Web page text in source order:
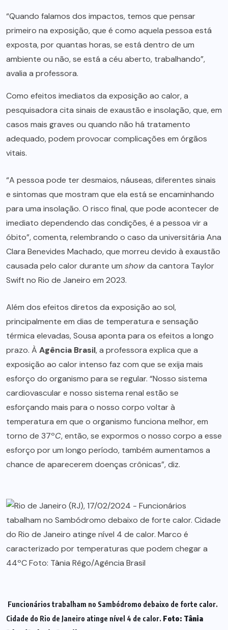
“Quando falamos dos impactos, temos que pensar
primeiro na exposição, que é como aquela pessoa está
exposta, por quantas horas, se está dentro de um
ambiente ou não, se está a céu aberto, trabalhando”,
avalia a professora.
Como efeitos imediatos da exposição ao calor, a
pesquisadora cita sinais de exaustão e insolação, que, em
casos mais graves ou quando não há tratamento
adequado, podem provocar complicações em órgãos
vitais.
“A pessoa pode ter desmaios, náuseas, diferentes sinais
e sintomas que mostram que ela está se encaminhando
para uma insolação. O risco final, que pode acontecer de
imediato dependendo das condições, é a pessoa vir a
óbito”, comenta, relembrando o caso da universitária Ana
Clara Benevides Machado, que morreu devido à exaustão
causada pelo calor durante um showda cantora Taylor
Swift no Rio de Janeiro em 2023.
Além dos efeitos diretos da exposição ao sol,
principalmente em dias de temperatura e sensação
térmica elevadas, Sousa aponta para os efeitos a longo
prazo. À Agência Brasil, a professora explica que a
exposição ao calor intenso faz com que se exija mais
esforço do organismo para se regular. “Nosso sistema
cardiovascular e nosso sistema renal estão se
esforçando mais para o nosso corpo voltar à
temperatura em que o organismo funciona melhor, em
torno de 37ºC, então, se expormos o nosso corpo a esse
esforço por um longo período, também aumentamos a
chance de aparecerem doenças crônicas”, diz.
Funcionários trabalham no Sambódromo debaixo de forte calor.
Cidade do Rio de Janeiro atinge nível 4 de calor. Foto: Tânia